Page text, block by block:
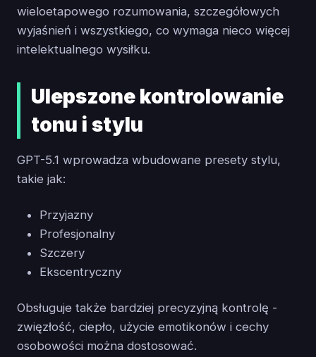
wieloetapowego rozumowania, szczegółowych
wyjaśnień i wszystkiego, co wymaga nieco więcej
intelektualnego wysiłku.
Ulepszone kontrolowanie
tonu i stylu
GPT-5.1 wprowadza wbudowane presety stylu,
takie jak:
Przyjazny
Profesjonalny
Szczery
Ekscentryczny
Obsługuje także bardziej precyzyjną kontrolę -
zwięzłość, ciepło, użycie emotikonów i cechy
osobowości można dostosować.